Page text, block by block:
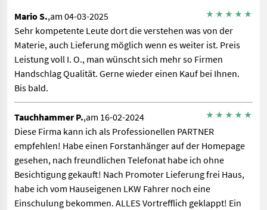
Mario S.,am 04-03-2025
Sehr kompetente Leute dort die verstehen was von der
Materie, auch Lieferung möglich wenn es weiter ist. Preis
Leistung voll I. O., man wünscht sich mehr so Firmen
Handschlag Qualität. Gerne wieder einen Kauf bei Ihnen.
Bis bald.
Tauchhammer P.,am 16-02-2024
Diese Firma kann ich als Professionellen PARTNER
empfehlen! Habe einen Forstanhänger auf der Homepage
gesehen, nach freundlichen Telefonat habe ich ohne
Besichtigung gekauft! Nach Promoter Lieferung frei Haus,
habe ich vom Hauseigenen LKW Fahrer noch eine
Einschulung bekommen. ALLES Vortrefflich geklappt! Ein